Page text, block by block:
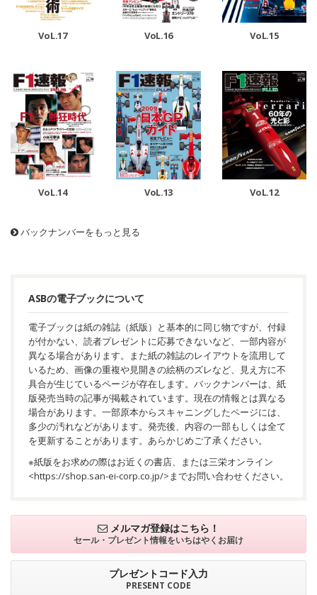
VoL.17 VoL.16 VoL.15
VoL.14 VoL.13 VoL.12
バックナンバーをもっと見る
ASBの電子ブックについて
電子ブックは紙の雑誌（紙版）と基本的に同じ物ですが、付録
が付かない、読者プレゼントに応募できないなど、一部内容が
異なる場合があります。また紙の雑誌のレイアウトを流用して
いるため、画像の重複や見開きの絵柄のズレなど、見え方に不
具合が生じているページが存在します。バックナンバーは、紙
版発売当時の記事が掲載されています。現在の情報とは異なる
場合があります。一部原本からスキャニングしたページには、
多少の汚れなどがあります。発売後、内容の一部もしくは全て
を更新することがあります。あらかじめご了承ください。
※紙版をお求めの際はお近くの書店、または三栄オンライン
<https://shop.san-ei-corp.co.jp/>までお問い合わせください。
メルマガ登録はこちら！
セール・プレゼント情報をいちはやくお届け
プレゼントコード入力
PRESENT CODE